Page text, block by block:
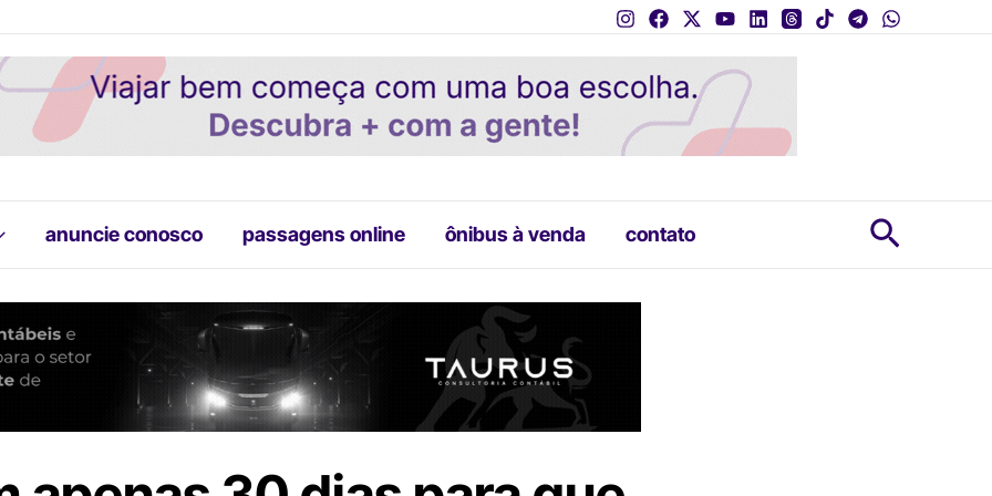
anuncie conosco passagens online ônibus à venda contato